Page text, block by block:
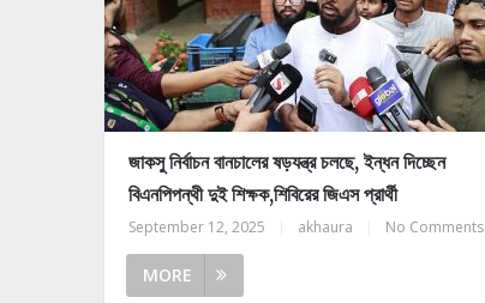
জাকসু নির্বাচন বানচালের ষড়যন্ত্র চলছে, ইন্ধন দিচ্ছেন
বিএনপিপন্থী দুই শিক্ষক,শিবিরের জিএস প্রার্থী
September 12, 2025 akhaura No Comments
MORE